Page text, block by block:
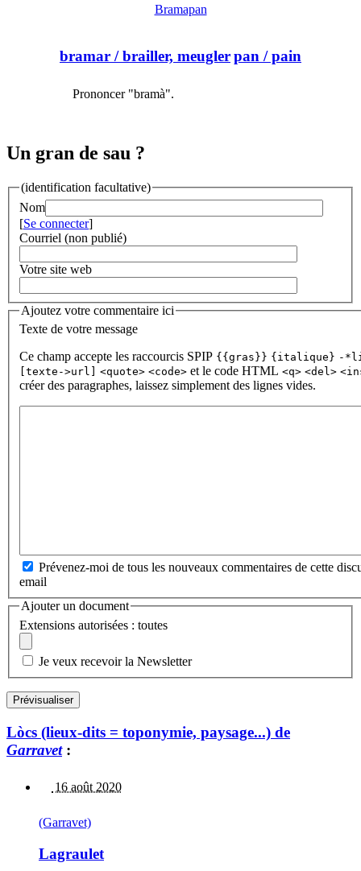
Bramapan
bramar / brailler, meugler
Prononcer "bramà".
pan / pain
Un gran de sau ?
(identification facultative)
Nom
[Se connecter]
Courriel (non publié)
Votre site web
Ajoutez votre commentaire ici
Texte de votre message
Ce champ accepte les raccourcis SPIP {{gras}} {italique} -
[texte->url]
<quote> <code> et le code HTML <q> <del>
créer des paragraphes, laissez simplement des lignes vides.
Prévenez-moi de tous les nouveaux commentaires de cette
email
Ajouter un document
Extensions autorisées : toutes
Je veux recevoir la Newsletter
Lòcs (lieux-dits = toponymie, paysage...) de
Garravet:
16 août 2020
(Garravet)
Lagraulet